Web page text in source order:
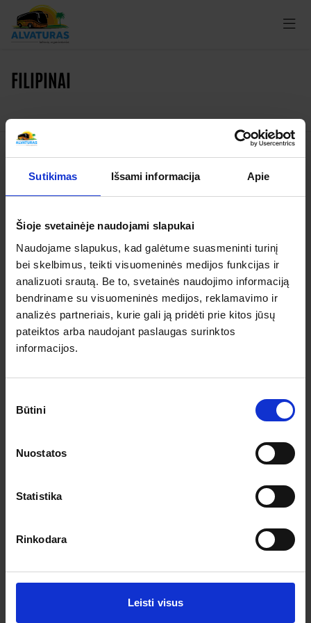
Sutikimas Išsami informacija Apie
Šioje svetainėje naudojami slapukai
Naudojame slapukus, kad galėtume suasmeninti turinį
bei skelbimus, teikti visuomeninės medijos funkcijas ir
analizuoti srautą. Be to, svetainės naudojimo informaciją
bendriname su visuomeninės medijos, reklamavimo ir
analizės partneriais, kurie gali ją pridėti prie kitos jūsų
pateiktos arba naudojant paslaugas surinktos
informacijos.
pasirinkimas
Būtini
Nuostatos
Statistika
Rinkodara
Leisti visus
FILIPINAI
Kelionės
Apie organizatorių
Apie mus
Kontaktai
Pagalba ir informacija
Išvykimo laikai
Dovanų kuponai
Kelionės sutartis
Pinigų grąžinimas
Užsisakykite prenumeratą ir gaukite geriausius pasiūlymus.